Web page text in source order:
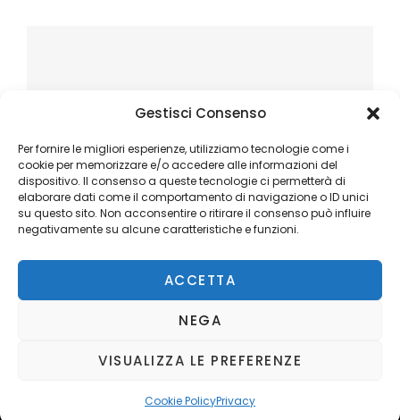
Gestisci Consenso
Per fornire le migliori esperienze, utilizziamo tecnologie come i
cookie per memorizzare e/o accedere alle informazioni del
dispositivo. Il consenso a queste tecnologie ci permetterà di
elaborare dati come il comportamento di navigazione o ID unici
su questo sito. Non acconsentire o ritirare il consenso può influire
negativamente su alcune caratteristiche e funzioni.
ACCETTA
NEGA
VISUALIZZA LE PREFERENZE
Cookie PolicyPrivacy
Copyright © 2026Ilblogger.it. All Rights Reserved.
Catch Mag byCatch Themes